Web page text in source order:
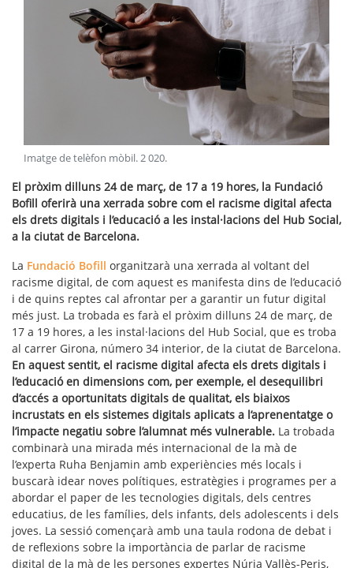
Imatge de telèfon mòbil.2 020.
El pròxim dilluns 24 de març, de 17 a 19 hores, la Fundació
Bofill oferirà una xerrada sobre com el racisme digital afecta
els drets digitals i l’educació a les instal·lacions del Hub Social,
a la ciutat de Barcelona.
La Fundació Bofill organitzarà una xerrada al voltant del
racisme digital, de com aquest es manifesta dins de l’educació
i de quins reptes cal afrontar per a garantir un futur digital
més just. La trobada es farà el pròxim dilluns 24 de març, de
17 a 19 hores, a les instal·lacions del Hub Social, que es troba
al carrer Girona, número 34 interior, de la ciutat de Barcelona.
En aquest sentit, el racisme digital afecta els drets digitals i
l’educació en dimensions com, per exemple, el desequilibri
d’accés a oportunitats digitals de qualitat, els biaixos
incrustats en els sistemes digitals aplicats a l’aprenentatge o
l’impacte negatiu sobre l’alumnat més vulnerable. La trobada
combinarà una mirada més internacional de la mà de
l’experta Ruha Benjamin amb experiències més locals i
buscarà idear noves polítiques, estratègies i programes per a
abordar el paper de les tecnologies digitals, dels centres
educatius, de les famílies, dels infants, dels adolescents i dels
joves. La sessió començarà amb una taula rodona de debat i
de reflexions sobre la importància de parlar de racisme
digital de la mà de les persones expertes Núria Vallès-Peris,